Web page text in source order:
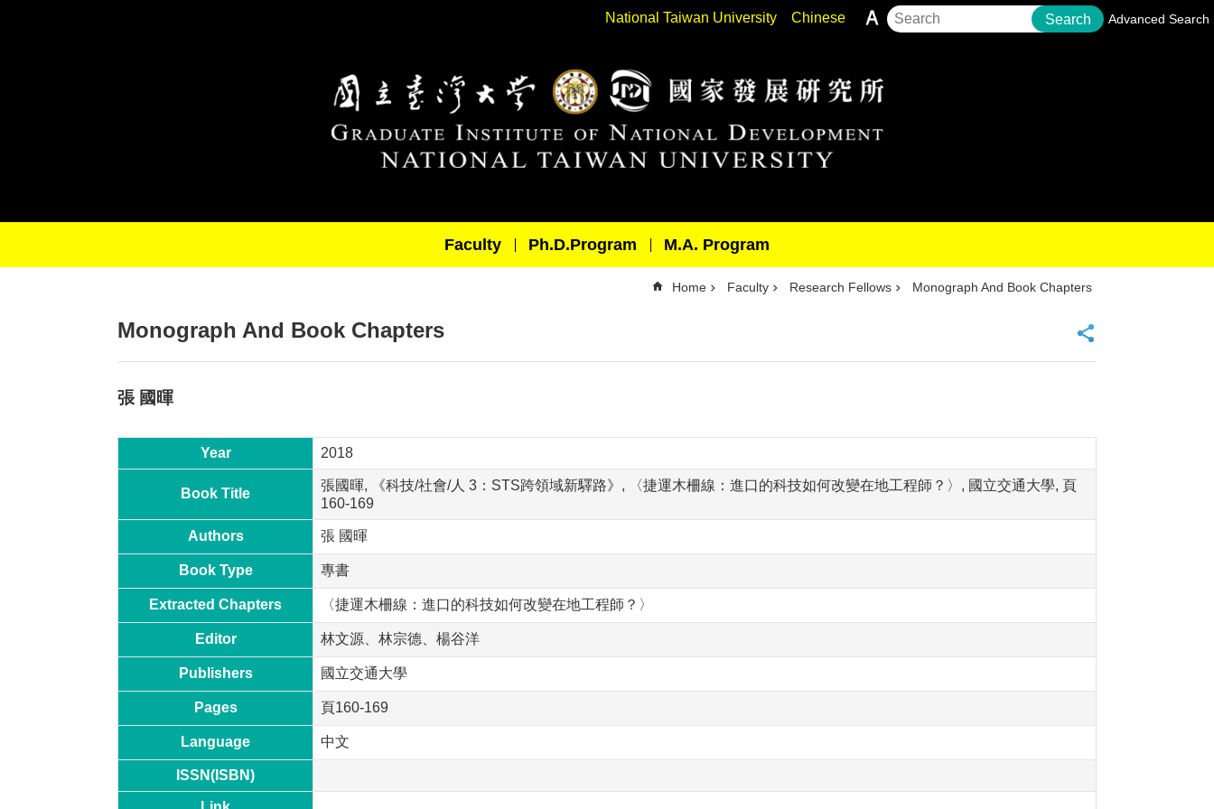
National Taiwan University Chinese Search Advanced Search
Faculty Ph.D.Program M.A. Program
Home Faculty Research Fellows Monograph And Book Chapters
Monograph And Book Chapters
張 國暉
Year 2018
Book Title
張國暉, 《科技/社會/人 3：STS跨領域新驛路》, 〈捷運木柵線：進口的科技如何改變在地工程師？〉, 國立交通大學, 頁
160-169
Authors 張 國暉
Book Type 專書
Extracted Chapters 〈捷運木柵線：進口的科技如何改變在地工程師？〉
Editor 林文源、林宗德、楊谷洋
Publishers 國立交通大學
Pages 頁160-169
Language 中文
ISSN(ISBN)